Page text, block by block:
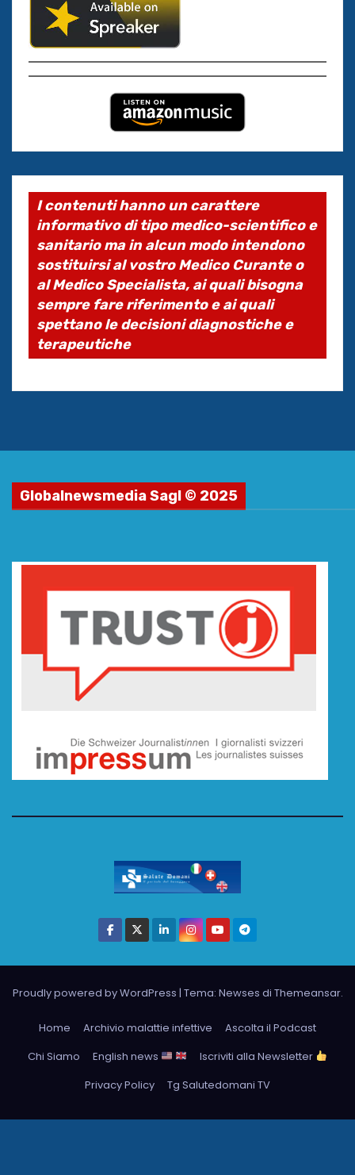
I contenuti hanno un carattere
informativo di tipo medico-scientifico e
sanitario ma in alcun modo intendono
sostituirsi al vostro Medico Curante o
al Medico Specialista, ai quali bisogna
sempre fare riferimento e ai quali
spettano le decisioni diagnostiche e
terapeutiche
Globalnewsmedia Sagl © 2025
Proudly powered by WordPress | Tema: Newses di Themeansar.
Home Archivio malattie infettive
Ascolta il Podcast
Chi Siamo
English news
Iscriviti alla Newsletter
Privacy Policy
Tg Salutedomani TV